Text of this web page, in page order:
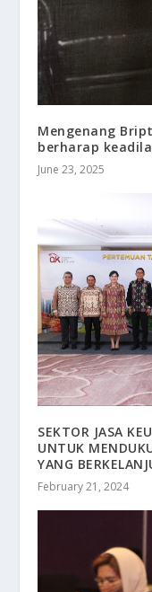
Mengenang
berharap
June 23, 2025
SEKTOR JASA
UNTUK
YANG
February 21, 2024